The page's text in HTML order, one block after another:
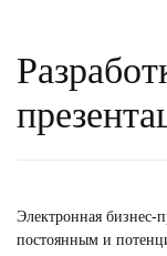
Электронная бизнес-
постоянным и